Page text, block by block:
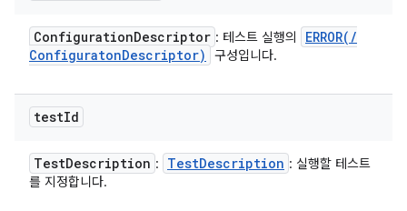
ConfigurationDescriptor : 테스트 실행의 ERROR( /
ConfiguratonDescriptor) 구성입니다.
testId
TestDescription : TestDescription : 실행할 테스트
를 지정합니다.